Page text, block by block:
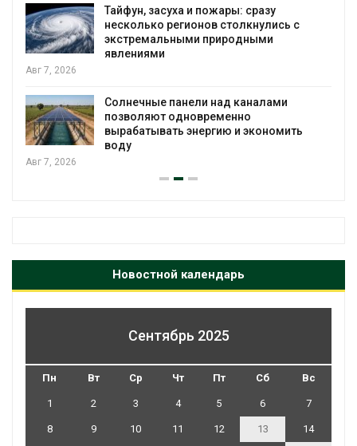
Тайфун, засуха и пожары: сразу
несколько регионов столкнулись с
экстремальными природными
явлениями
Авг 7, 2026
Солнечные панели над каналами
позволяют одновременно
вырабатывать энергию и экономить
воду
Авг 7, 2026
Новостной календарь
Сентябрь 2025
Пн Вт Ср Чт Пт Сб Вс
1 2 3 4 5 6 7
8 9 10 11 12 13 14